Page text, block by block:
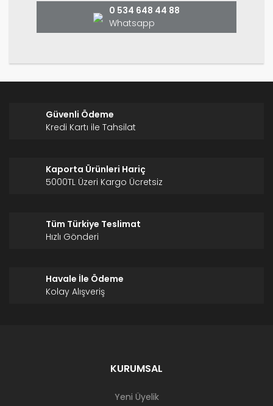
0 534 648 44 88
Whatsapp
Güvenli Ödeme
Kredi Kartı ile Tahsilat
Kaporta Ürünleri Hariç
5000TL Üzeri Kargo Ücretsiz
Tüm Türkiye Teslimat
Hızlı Gönderi
Havale İle Ödeme
Kolay Alışveriş
KURUMSAL
Yeni Üyelik